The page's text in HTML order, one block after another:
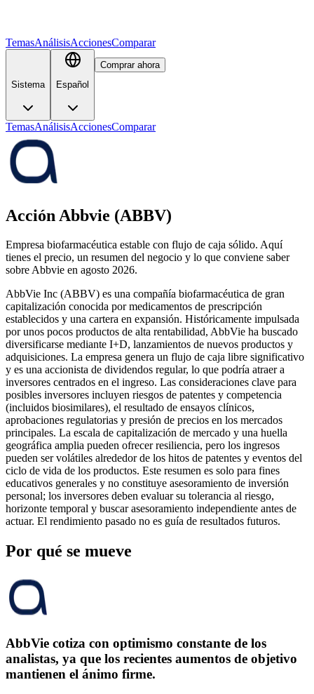
TemasAnálisisAccionesComparar
Sistema Español
Comprar ahora
TemasAnálisisAccionesComparar
Acción Abbvie (ABBV)
Empresa biofarmacéutica estable con flujo de caja sólido. Aquí
tienes el precio, un resumen del negocio y lo que conviene saber
sobre Abbvie en agosto 2026.
AbbVie Inc (ABBV) es una compañía biofarmacéutica de gran
capitalización conocida por medicamentos de prescripción
establecidos y una cartera en expansión. Históricamente impulsada
por unos pocos productos de alta rentabilidad, AbbVie ha buscado
diversificarse mediante I+D, lanzamientos de nuevos productos y
adquisiciones. La empresa genera un flujo de caja libre significativo
y es una accionista de dividendos regular, lo que podría atraer a
inversores centrados en el ingreso. Las consideraciones clave para
posibles inversores incluyen riesgos de patentes y competencia
(incluidos biosimilares), el resultado de ensayos clínicos,
aprobaciones regulatorias y presión de precios en los mercados
principales. La escala de capitalización de mercado y una huella
geográfica amplia pueden ofrecer resiliencia, pero los ingresos
pueden ser volátiles alrededor de los hitos de patentes y eventos del
ciclo de vida de los productos. Este resumen es solo para fines
educativos generales y no constituye asesoramiento de inversión
personal; los inversores deben evaluar su tolerancia al riesgo,
horizonte temporal y buscar asesoramiento independiente antes de
actuar. El rendimiento pasado no es guía de resultados futuros.
Por qué se mueve
AbbVie cotiza con optimismo constante de los
analistas, ya que los recientes aumentos de objetivo
mantienen el ánimo firme.